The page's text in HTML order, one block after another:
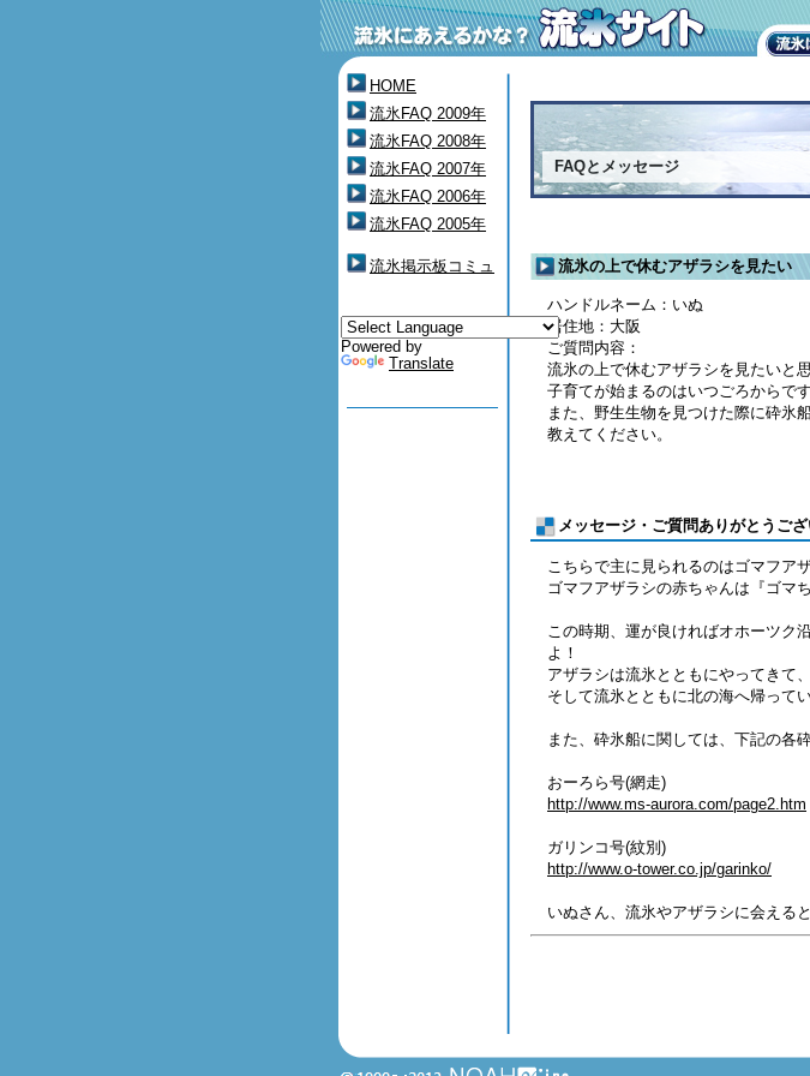
FAQとメッセージ
流氷の上で休むアザラシを見たい
ハンドルネーム：いぬ
居住地：大阪
ご質問内容：
流氷の上で休むアザラシを見たいと
子育てが始まるのはいつごろからで
また、野生生物を見つけた際に砕氷
教えてください。
メッセージ・ご質問ありがとうご
こちらで主に見られるのはゴマフア
ゴマフアザラシの赤ちゃんは『ゴマ
この時期、運が良ければオホーツク
よ！
アザラシは流氷とともにやってきて
そして流氷とともに北の海へ帰って
また、砕氷船に関しては、下記の各
おーろら号(網走)
http://www.ms-aurora.com/page2.htm
ガリンコ号(紋別)
http://www.o-tower.co.jp/garinko/
いぬさん、流氷やアザラシに会える
HOME
流氷FAQ 2009年
流氷FAQ 2008年
流氷FAQ 2007年
流氷FAQ 2006年
流氷FAQ 2005年
流氷掲示板コミュ
Powered by
Translate